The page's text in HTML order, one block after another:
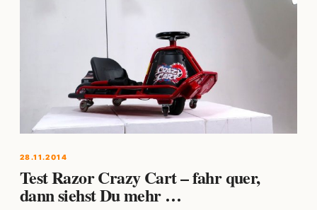
28.11.2014
Test Razor Crazy Cart – fahr quer,
dann siehst Du mehr …